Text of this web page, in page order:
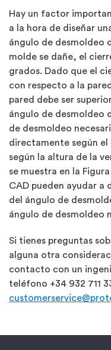
Hay un factor
a la hora de diseñar
ángulo de desmoldeo
molde se dañe, el
grados. Dado que el
con respecto a la
pared debe ser
ángulo de desmoldeo
de desmoldeo
directamente según el
según la altura de la
se muestra en la
CAD pueden ayudar a
del ángulo de
ángulo de desmoldeo
Si tienes preguntas
alguna otra
contacto con un
teléfono +34 932 711